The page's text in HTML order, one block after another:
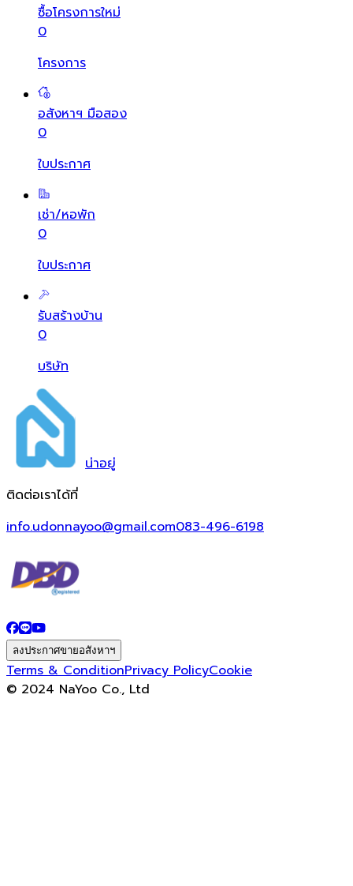
ซื้อโครงการใหม่
0
โครงการ
อสังหาฯ มือสอง
0
ใบประกาศ
เช่า/หอพัก
0
ใบประกาศ
รับสร้างบ้าน
0
บริษัท
น่าอยู่
ติดต่อเราได้ที่
info.udonnayoo@gmail.com083-496-6198
ลงประกาศขายอสังหาฯ
Terms & ConditionPrivacy PolicyCookie
© 2024 NaYoo Co., Ltd